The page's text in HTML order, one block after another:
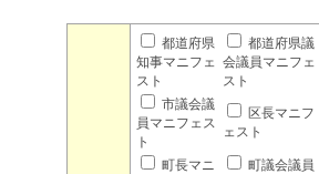
都道府県
知事マニフェ
スト
都道府県議
会議員マニフェ
スト
市議会議
員マニフェス
ト
区長マニフ
ェスト
町長マニ
町議会議員